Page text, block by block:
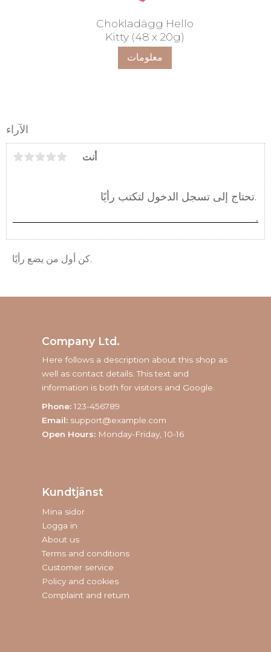
الآراء
أنت
كن أول من يضع رأيًا.
Chokladägg Hello
Kitty (48 x 20g)
معلومات
Company Ltd.
Here follows a description about this shop as
well as contact details. This text and
information is both for visitors and Google.
Phone: 123-456789
Email: support@example.com
Open Hours: Monday-Friday, 10-16
Kundtjänst
Mina sidor
Logga in
About us
Terms and conditions
Customer service
Policy and cookies
Complaint and return